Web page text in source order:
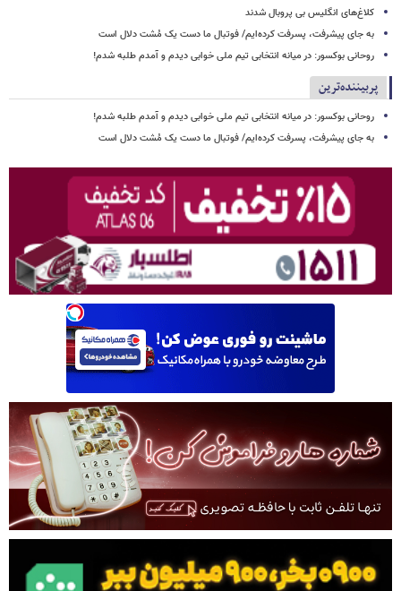
کلاغ‌های انگلیس بی پروبال شدند
به جای پیشرفت، پسرفت کرده‌ایم/ فوتبال ما دست یک مُشت دلال است
روحانی بوکسور: در میانه انتخابی تیم ملی خوابی دیدم و آمدم طلبه شدم!
پربیننده‌ترین
روحانی بوکسور: در میانه انتخابی تیم ملی خوابی دیدم و آمدم طلبه شدم!
به جای پیشرفت، پسرفت کرده‌ایم/ فوتبال ما دست یک مُشت دلال است